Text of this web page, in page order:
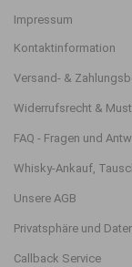
Impressum
Kontaktinformation
Versand- &
Widerrufsrecht &
FAQ - Fragen und
Whisky-Ankauf,
Unsere AGB
Privatsphäre und
Callback Service